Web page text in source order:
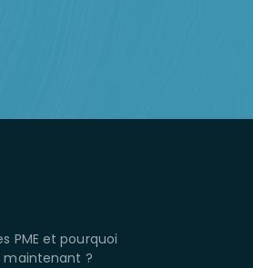
PME et pourquoi
maintenant ?